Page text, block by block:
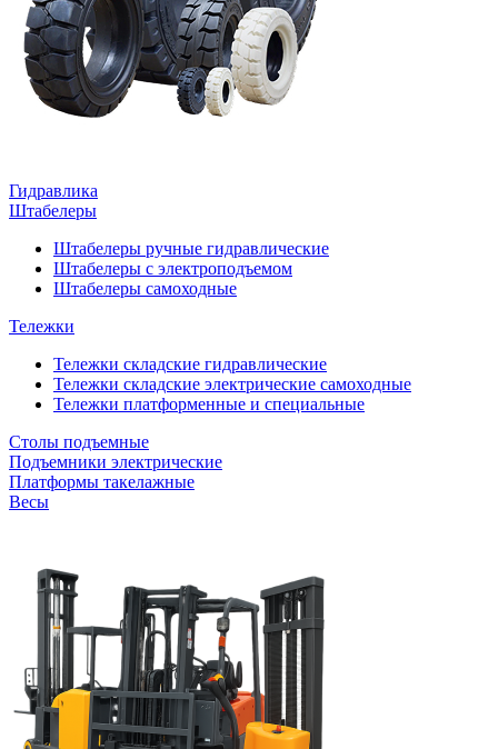
Гидравлика
Штабелеры
Штабелеры ручные гидравлические
Штабелеры с электроподъемом
Штабелеры самоходные
Тележки
Тележки складские гидравлические
Тележки складские электрические самоходные
Тележки платформенные и специальные
Столы подъемные
Подъемники электрические
Платформы такелажные
Весы